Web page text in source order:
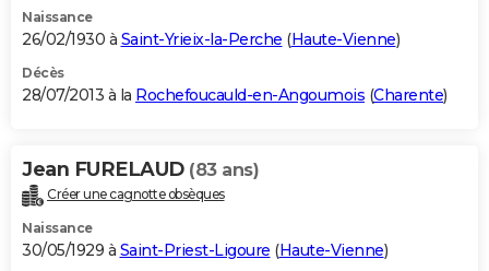
Naissance
26/02/1930 à Saint-Yrieix-la-Perche (Haute-Vienne)
Décès
28/07/2013 à la Rochefoucauld-en-Angoumois (Charente)
Jean FURELAUD (83 ans)
Créer une cagnotte obsèques
Naissance
30/05/1929 à Saint-Priest-Ligoure (Haute-Vienne)